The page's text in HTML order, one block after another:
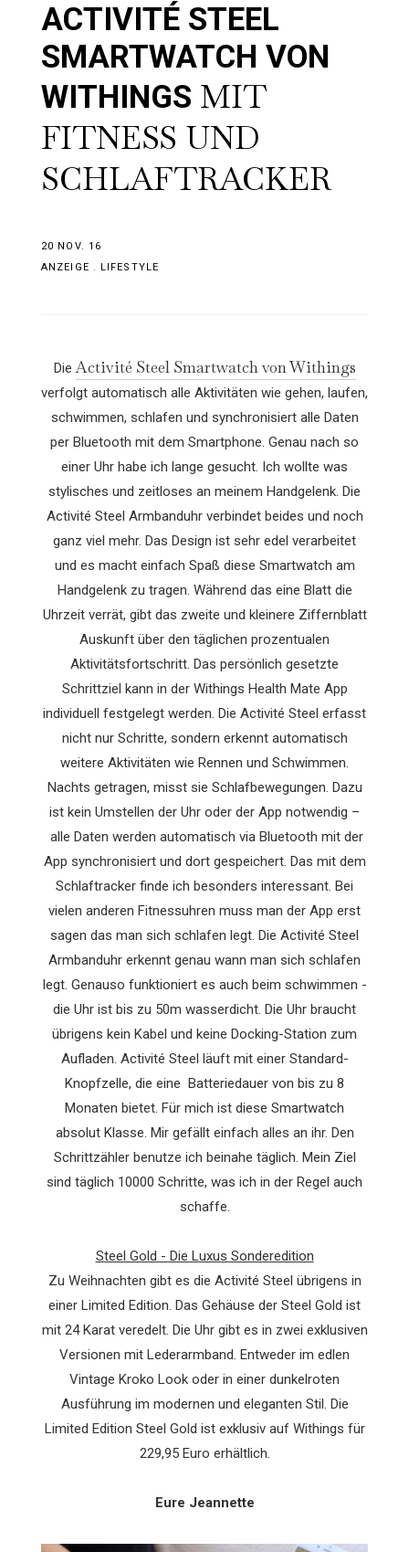
ACTIVITÉ STEEL
SMARTWATCH VON
WITHINGS MIT
FITNESS UND
SCHLAFTRACKER
20 NOV. 16
ANZEIGE . LIFESTYLE
DieActivité Steel Smartwatch von Withings
verfolgt automatisch alle Aktivitäten wie gehen, laufen,
schwimmen, schlafen und synchronisiert alle Daten
per Bluetooth mit dem Smartphone. Genau nach so
einer Uhr habe ich lange gesucht. Ich wollte was
stylisches und zeitloses an meinem Handgelenk. Die
Activité Steel Armbanduhr verbindet beides und noch
ganz viel mehr. Das Design ist sehr edel verarbeitet
und es macht einfach Spaß diese Smartwatch am
Handgelenk zu tragen. Während das eine Blatt die
Uhrzeit verrät, gibt das zweite und kleinere Ziffernblatt
Auskunft über den täglichen prozentualen
Aktivitätsfortschritt. Das persönlich gesetzte
Schrittziel kann in der Withings Health Mate App
individuell festgelegt werden. Die Activité Steel erfasst
nicht nur Schritte, sondern erkennt automatisch
weitere Aktivitäten wie Rennen und Schwimmen.
Nachts getragen, misst sie Schlafbewegungen. Dazu
ist kein Umstellen der Uhr oder der App notwendig –
alle Daten werden automatisch via Bluetooth mit der
App synchronisiert und dort gespeichert. Das mit dem
Schlaftracker finde ich besonders interessant. Bei
vielen anderen Fitnessuhren muss man der App erst
sagen das man sich schlafen legt. Die Activité Steel
Armbanduhr erkennt genau wann man sich schlafen
legt. Genauso funktioniert es auch beim schwimmen -
die Uhr ist bis zu 50m wasserdicht. Die Uhr braucht
übrigens kein Kabel und keine Docking-Station zum
Aufladen. Activité Steel läuft mit einer Standard-
Knopfzelle, die eine Batteriedauer von bis zu 8
Monaten bietet. Für mich ist diese Smartwatch
absolut Klasse. Mir gefällt einfach alles an ihr. Den
Schrittzähler benutze ich beinahe täglich. Mein Ziel
sind täglich 10000 Schritte, was ich in der Regel auch
schaffe.
Steel Gold - Die Luxus Sonderedition
Zu Weihnachten gibt es die Activité Steel übrigens in
einer Limited Edition. Das Gehäuse der Steel Gold ist
mit 24 Karat veredelt. Die Uhr gibt es in zwei exklusiven
Versionen mit Lederarmband. Entweder im edlen
Vintage Kroko Look oder in einer dunkelroten
Ausführung im modernen und eleganten Stil. Die
Limited Edition Steel Gold ist exklusiv auf Withings für
229,95 Euro erhältlich.
Eure Jeannette